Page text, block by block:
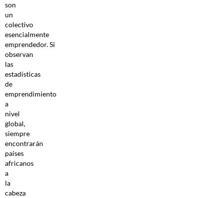
son
un
colectivo
esencialmente
emprendedor. Si
observan
las
estadísticas
de
emprendimiento
a
nivel
global,
siempre
encontrarán
países
africanos
a
la
cabeza